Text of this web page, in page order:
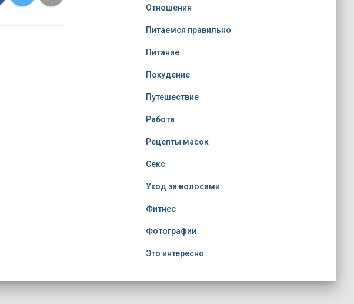
Отношения
Питаемся правильно
Питание
Похудение
Путешествие
Работа
Рецепты масок
Секс
Уход за волосами
Фитнес
Фотографии
Это интересно